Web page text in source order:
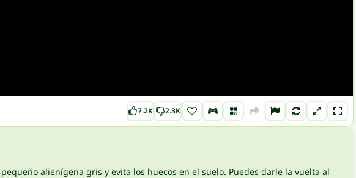
7.2K 2.3K
alienígena gris y evita los huecos en el suelo. Puedes darle la vuelta al